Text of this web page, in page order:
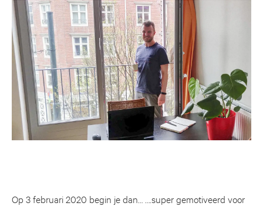
Op 3 februari 2020 begin je dan… ….super gemotiveerd voor